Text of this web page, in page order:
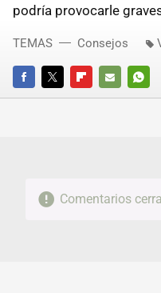
podría provocarle
FACEBOOKTWITTERFLIPBOARD
E-
TEMAS Consejos
Comentarios